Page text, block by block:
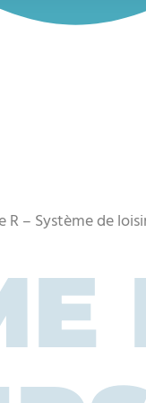
R – Système de